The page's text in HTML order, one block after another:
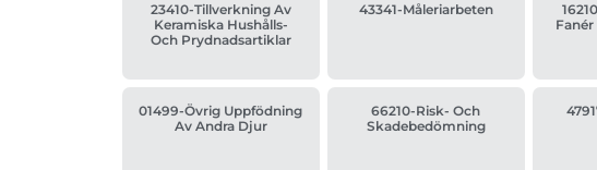
23410-Tillverkning Av
Keramiska Hushålls-
Och Prydnadsartiklar
43341-Måleriarbeten
Fanér
01499-Övrig Uppfödning
Av Andra Djur
66210-Risk- Och
Skadebedömning